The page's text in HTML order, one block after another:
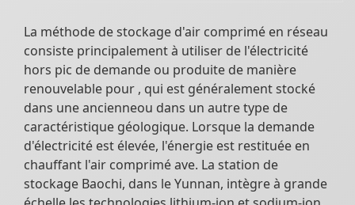
La méthode de stockage d'air comprimé en réseau
consiste principalement à utiliser de l'électricité
hors pic de demande ou produite de manière
renouvelable pour , qui est généralement stocké
dans une ancienneou dans un autre type de
caractéristique géologique. Lorsque la demande
d'électricité est élevée, l'énergie est restituée en
chauffant l'air comprimé ave. La station de
stockage Baochi, dans le Yunnan, intègre à grande